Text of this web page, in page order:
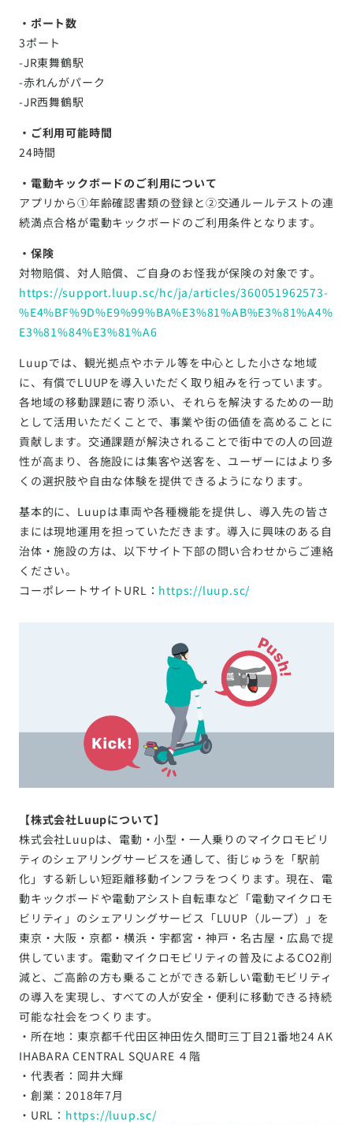
・ポート数
3ポート
-JR東舞鶴駅
-赤れんがパーク
-JR西舞鶴駅
・ご利用可能時間
24時間
・電動キックボードのご利用について
アプリから①年齢確認書類の登録と②交通ルールテストの連
続満点合格が電動キックボードのご利用条件となります。
・保険
対物賠償、対人賠償、ご自身のお怪我が保険の対象です。
https://support.luup.sc/hc/ja/articles/360051962573-
%E4%BF%9D%E9%99%BA%E3%81%AB%E3%81%A4%
E3%81%84%E3%81%A6
Luupでは、観光拠点やホテル等を中心とした小さな地域
に、有償でLUUPを導入いただく取り組みを行っています。
各地域の移動課題に寄り添い、それらを解決するための一助
として活用いただくことで、事業や街の価値を高めることに
貢献します。交通課題が解決されることで街中での人の回遊
性が高まり、各施設には集客や送客を、ユーザーにはより多
くの選択肢や自由な体験を提供できるようになります。
基本的に、Luupは車両や各種機能を提供し、導入先の皆さ
まには現地運用を担っていただきます。導入に興味のある自
治体・施設の方は、以下サイト下部の問い合わせからご連絡
ください。
コーポレートサイトURL： https://luup.sc/
【株式会社Luupについて】
株式会社Luupは、電動・小型・一人乗りのマイクロモビリ
ティのシェアリングサービスを通して、街じゅうを「駅前
化」する新しい短距離移動インフラをつくります。現在、電
動キックボードや電動アシスト自転車など「電動マイクロモ
ビリティ」のシェアリングサービス「LUUP（ループ）」を
東京・大阪・京都・横浜・宇都宮・神戸・名古屋・広島で提
供しています。電動マイクロモビリティの普及によるCO2削
減と、ご高齢の方も乗ることができる新しい電動モビリティ
の導入を実現し、すべての人が安全・便利に移動できる持続
可能な社会をつくります。
・所在地：東京都千代田区神田佐久間町三丁目21番地24 AK
IHABARA CENTRAL SQUARE ４階
・代表者：岡井大輝
・創業：2018年7月
・URL： https://luup.sc/